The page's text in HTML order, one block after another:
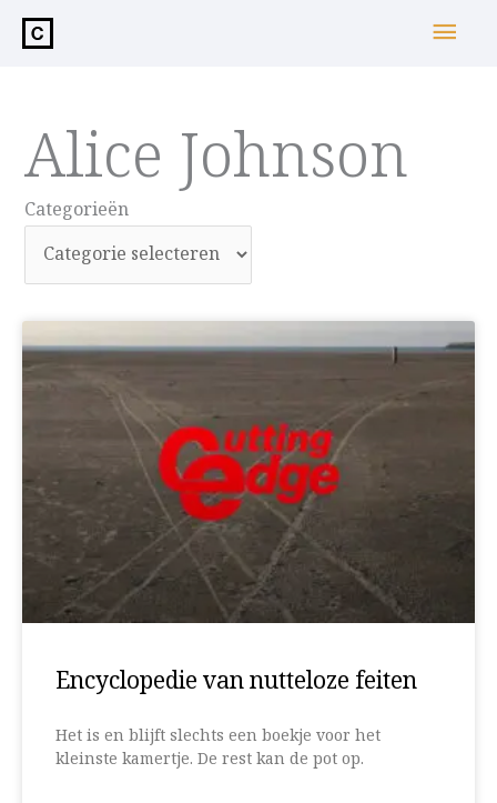
inhoud
Alice Johnson
Categorieën
Categorieën
Encyclopedie van nutteloze feiten
Het is en blijft slechts een boekje voor het
kleinste kamertje. De rest kan de pot op.